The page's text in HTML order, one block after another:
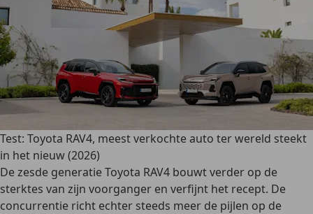
Test: Toyota RAV4, meest verkochte auto ter wereld steekt
in het nieuw (2026)
De zesde generatie Toyota RAV4 bouwt verder op de
sterktes van zijn voorganger en verfijnt het recept. De
concurrentie richt echter steeds meer de pijlen op de